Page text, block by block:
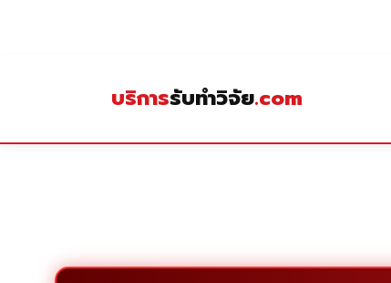
บริการรับทำวิจัย.com